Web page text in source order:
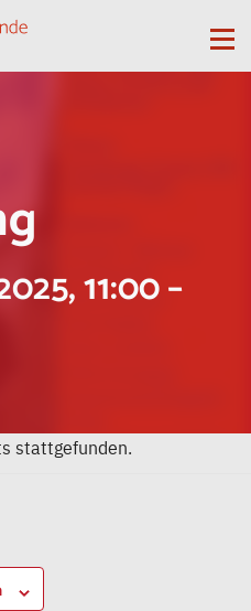
11:00–
stattgefunden.